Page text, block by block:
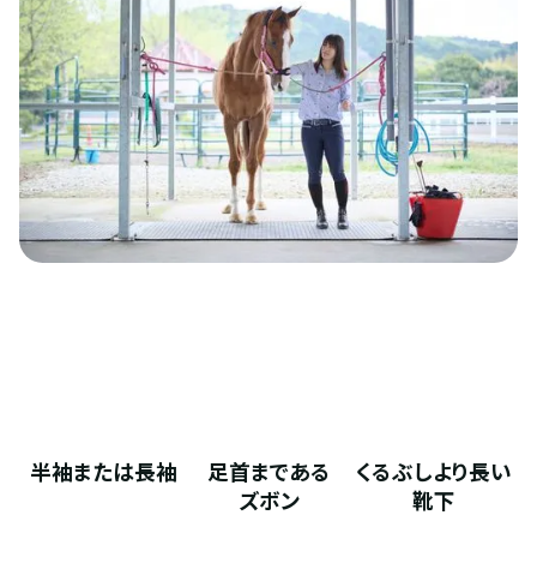
半袖または長袖
足首まである
ズボン
くるぶしより長い
靴下